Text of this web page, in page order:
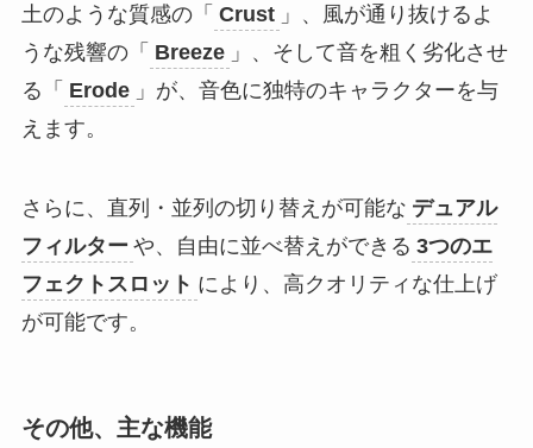
土のような質感の「 Crust 」、風が通り抜けるよ
うな残響の「 Breeze 」、そして音を粗く劣化させ
る「 Erode 」が、音色に独特のキャラクターを与
えます。
さらに、直列・並列の切り替えが可能な デュアル
フィルター や、自由に並べ替えができる 3つのエ
フェクトスロット により、高クオリティな仕上げ
が可能です。
その他、主な機能